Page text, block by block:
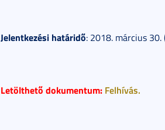
Jelentkezési határidő: 2018. március 30.
Letölthető dokumentum: Felhívás.